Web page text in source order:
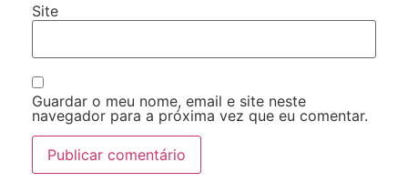
Site
Guardar o meu nome, email e site neste
navegador para a próxima vez que eu comentar.